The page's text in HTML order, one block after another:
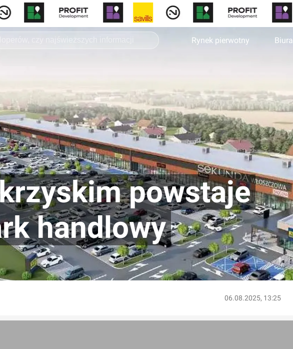
Rynek pierwotny Biura
powstaje
handlowy
06.08.2025, 13:25